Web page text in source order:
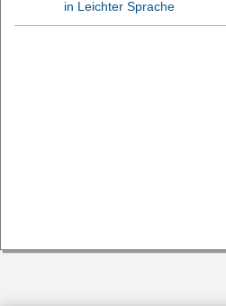
in Leichter Sprache